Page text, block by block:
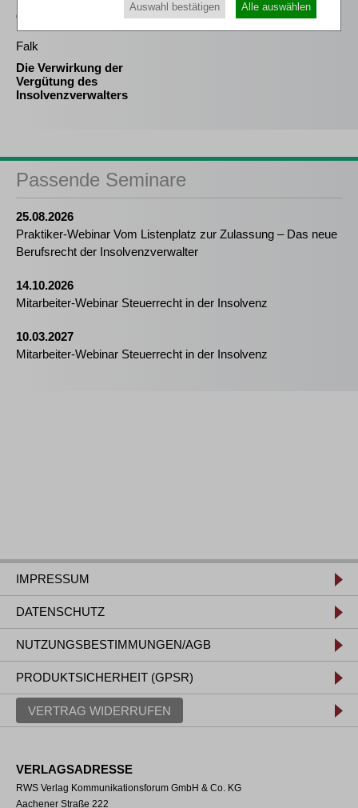
Gesellschaft
Falk
Die Verwirkung der
Vergütung des
Insolvenzverwalters
Passende Seminare
25.08.2026
Praktiker-Webinar Vom Listenplatz zur Zulassung – Das neue
Berufsrecht der Insolvenzverwalter
14.10.2026
Mitarbeiter-Webinar Steuerrecht in der Insolvenz
10.03.2027
Mitarbeiter-Webinar Steuerrecht in der Insolvenz
IMPRESSUM
DATENSCHUTZ
NUTZUNGSBESTIMMUNGEN/AGB
PRODUKTSICHERHEIT (GPSR)
VERTRAG WIDERRUFEN
VERLAGSADRESSE
RWS Verlag Kommunikationsforum GmbH & Co. KG
Aachener Straße 222
Auswahl bestätigen Alle auswählen